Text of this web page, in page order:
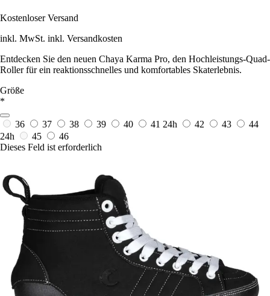
Kostenloser Versand
inkl. MwSt. inkl. Versandkosten
Entdecken Sie den neuen Chaya Karma Pro, den Hochleistungs-Quad-
Roller für ein reaktionsschnelles und komfortables Skaterlebnis.
Größe
*
36 37 38 39 40 41 24h 42 43
44
24h
45
46
Dieses Feld ist erforderlich